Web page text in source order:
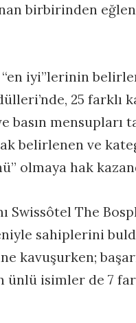
birbirinden
iyi”lerinin
25 farklı
basın mensupları
belirlenen ve
olmaya hak
Swissôtel The
sahiplerini
kavuşurken;
isimler de 7